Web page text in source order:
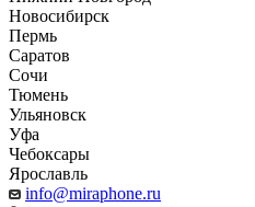
Новосибирск
Пермь
Саратов
Сочи
Тюмень
Ульяновск
Уфа
Чебоксары
Ярославль
info@miraphone.ru